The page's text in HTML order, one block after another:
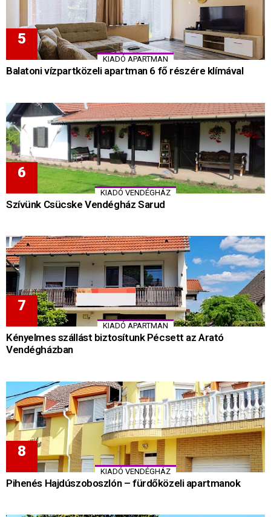
KIADÓ APARTMAN
Balatoni vízpartközeli apartman 6 fő részére klímával
KIADÓ VENDÉGHÁZ
Szívünk Csücske Vendégház Sarud
KIADÓ APARTMAN
Kényelmes szállást biztosítunk Pécsett az Arató
Vendégházban
KIADÓ VENDÉGHÁZ
Pihenés Hajdúszoboszlón – fürdőközeli apartmanok